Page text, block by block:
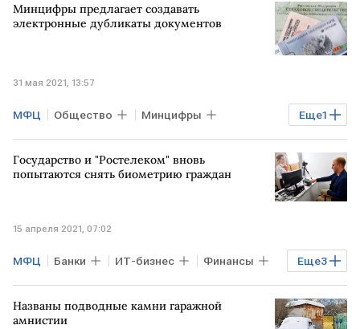
Минцифры предлагает создавать
электронные дубликаты документов
31 мая 2021, 13:57
Еще1
МФЦ Общество Минцифры
документы
Государство и "Ростелеком" вновь
попытаются снять биометрию граждан
15 апреля 2021, 07:02
Еще3
МФЦ Банки ИТ-бизнес Финансы
Технологии биометрия
Ростелеком
Названы подводные камни гаражной
амнистии